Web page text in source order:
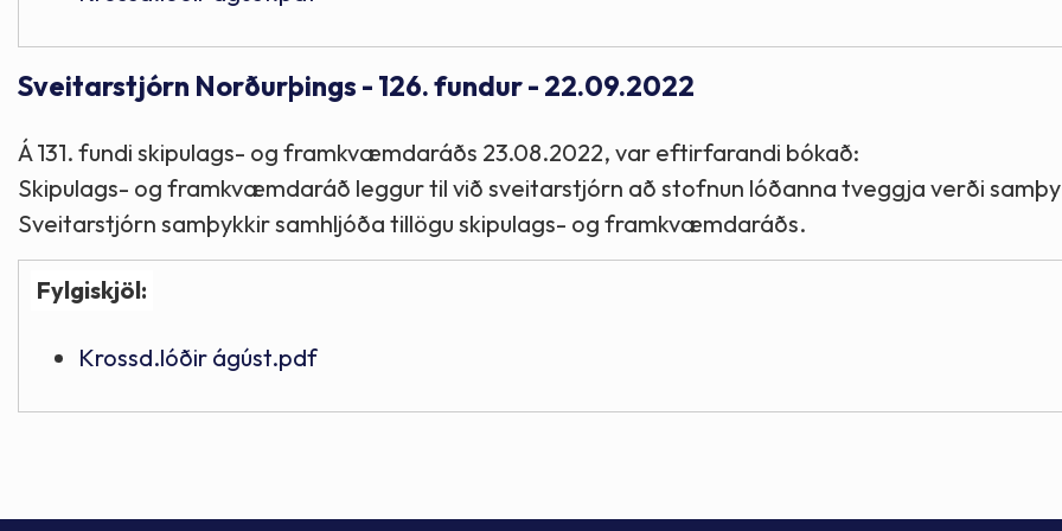
Sveitarstjórn Norðurþings - 126. fundur - 22.09.2022
Á 131. fundi skipulags- og framkvæmdaráðs 23.08.2022, var eftirfarandi bókað:
Skipulags- og framkvæmdaráð leggur til við sveitarstjórn að stofnun lóðanna tveggja verði
Sveitarstjórn samþykkir samhljóða tillögu skipulags- og framkvæmdaráðs.
Fylgiskjöl:
Krossd.lóðir ágúst.pdf